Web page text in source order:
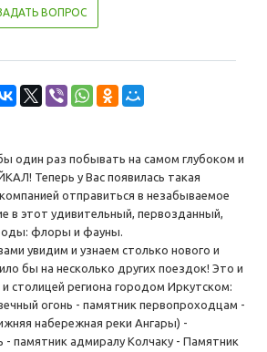
ВОПРОС
один раз побывать на самом глубоком и
Теперь у Вас появилась такая
отправиться в незабываемое
в этот удивительный, первозданный,
флоры и фауны.
увидим и узнаем столько нового и
бы на несколько других поездок! Это и
столицей региона городом Иркутском:
огонь - памятник первопроходцам -
набережная реки Ангары) -
- памятник адмиралу Колчаку - Памятник